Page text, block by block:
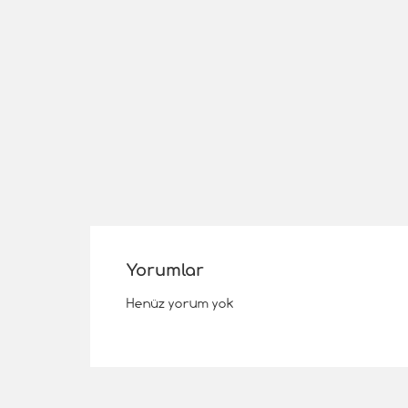
Yorumlar
Henüz yorum yok